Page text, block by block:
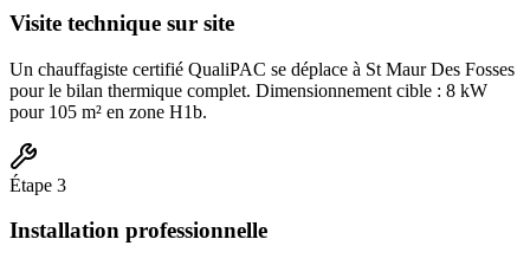
Visite technique sur site
Un chauffagiste certifié QualiPAC se déplace à St Maur Des Fosses
pour le bilan thermique complet. Dimensionnement cible : 8 kW
pour 105 m² en zone H1b.
Étape 3
Installation professionnelle